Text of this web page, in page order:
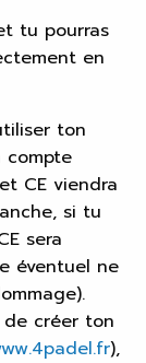
tu pourras
en
ton
compte
CE viendra
si tu
sera
éventuel ne
créer ton
),